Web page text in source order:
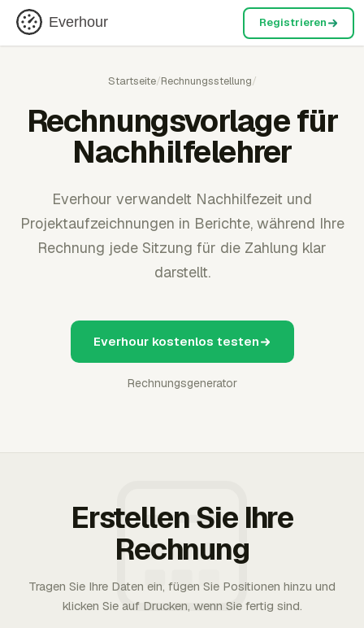
Everhour Registrieren
Startseite/Rechnungsstellung/
Rechnungsvorlage für
Nachhilfelehrer
Everhour verwandelt Nachhilfezeit und
Projektaufzeichnungen in Berichte, während Ihre
Rechnung jede Sitzung für die Zahlung klar
darstellt.
Everhour kostenlos testen
Rechnungsgenerator
Erstellen Sie Ihre
Rechnung
Tragen Sie Ihre Daten ein, fügen Sie Positionen hinzu und
klicken Sie auf Drucken, wenn Sie fertig sind.